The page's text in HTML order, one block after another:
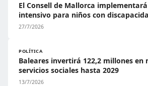
El Consell de Mallorca
intensivo para niños con
27/7/2026
POLÍTICA
Baleares invertirá 122,2 millones en
servicios sociales hasta 2029
13/7/2026